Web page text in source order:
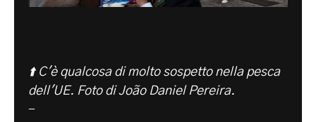
⬆️ C'è qualcosa di molto sospetto nella pesca
dell'UE. Foto di João Daniel Pereira.
-